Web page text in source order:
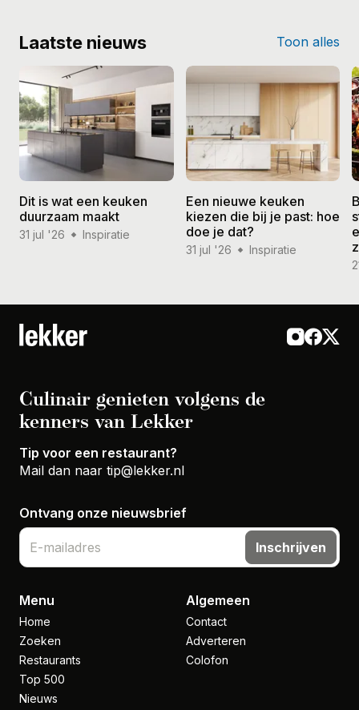
Laatste nieuws Toon alles
Dit is wat een keuken
duurzaam maakt
31 jul '26 Inspiratie
Een nieuwe keuken
kiezen die bij je past: hoe
doe je dat?
31 jul '26 Inspiratie
Culinair genieten volgens de
kenners van Lekker
Tip voor een restaurant?
Mail dan naar tip@lekker.nl
Ontvang onze nieuwsbrief
Inschrijven
Menu
Home
Zoeken
Restaurants
Top 500
Nieuws
Algemeen
Contact
Adverteren
Colofon